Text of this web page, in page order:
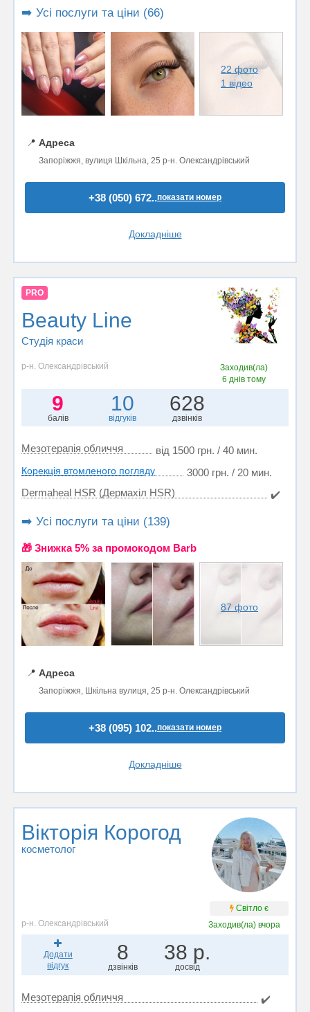
➡️ Усі послуги та ціни (66)
22 фото
1 відео
📍 Адреса
Запоріжжя, вулиця Шкільна, 25 р-н. Олександрівський
+38 (050) 672..показати номер
Докладніше
PRO
Beauty Line
Студія краси
р-н. Олександрівський
Заходив(ла)
6 днів тому
9
балів
10
відгуків
628
дзвінків
Мезотерапія обличчя від 1500 грн. / 40 мин.
Корекція втомленого погляду
3000 грн. / 20 мин.
Dermaheal HSR (Дермахіл HSR)
✔️
➡️ Усі послуги та ціни (139)
🎁 Знижка 5% за промокодом Barb
87 фото
📍 Адреса
Запоріжжя, Шкільна вулиця, 25 р-н. Олександрівський
+38 (095) 102..показати номер
Докладніше
Вікторія Корогод
косметолог
Світло є
р-н. Олександрівський
Заходив(ла) вчора
Додати
відгук
8
дзвінків
38 р.
досвід
Мезотерапія обличчя
✔️